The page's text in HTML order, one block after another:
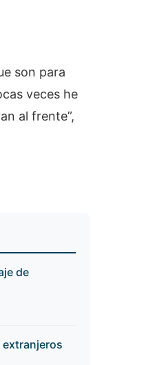
son para
veces he
al frente”,
de
extranjeros